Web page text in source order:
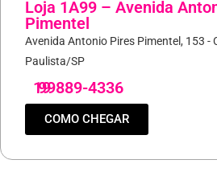
Loja 1A99 – Avenida
Pimentel
Avenida Antonio Pires Pimentel, 153 -
Paulista/SP
19
99889-4336
COMO CHEGAR